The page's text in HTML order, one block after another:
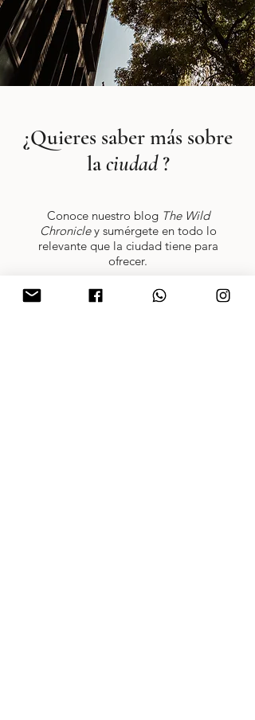
¿Quieres saber más sobre
laciudad?
Conoce nuestro blog The Wild
Chronicley sumérgete en todo lo
relevante que la ciudad tiene para
ofrecer.
Descubre los mejores restaurantes de la
zona, los tours más importantes para